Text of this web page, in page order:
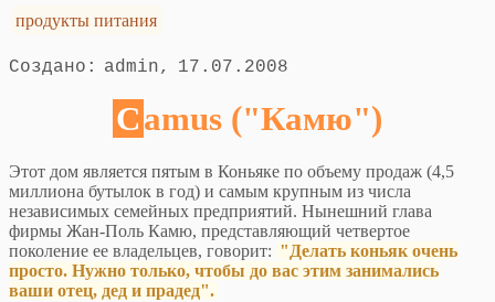
продукты питания
admin 17.07.2008
Camus ("Камю")
Этот дом является пятым в Коньяке по объему продаж (4,5
миллиона бутылок в год) и самым крупным из числа
независимых семейных предприятий. Нынешний глава
фирмы Жан-Поль Камю, представляющий четвертое
поколение ее владельцев, говорит: "Делать коньяк очень
просто. Нужно только, чтобы до вас этим занимались
ваши отец, дед и прадед".